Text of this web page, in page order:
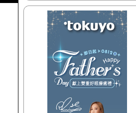
【HitFm正在進行】
夜貓DJ-Dennis
【Next】
(宜蘭)流行最前線
【HitFm正在進行】